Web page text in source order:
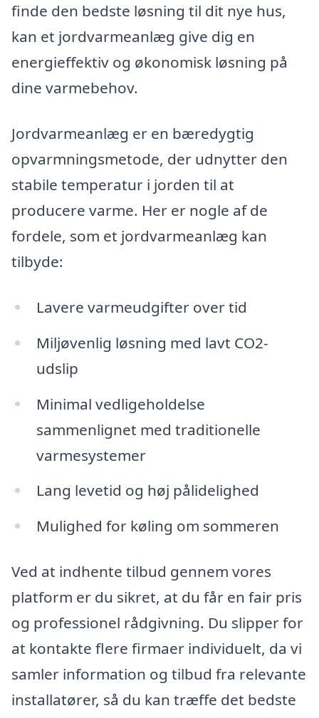
finde den bedste løsning til dit nye hus,
kan et jordvarmeanlæg give dig en
energieffektiv og økonomisk løsning på
dine varmebehov.
Jordvarmeanlæg er en bæredygtig
opvarmningsmetode, der udnytter den
stabile temperatur i jorden til at
producere varme. Her er nogle af de
fordele, som et jordvarmeanlæg kan
tilbyde:
Lavere varmeudgifter over tid
Miljøvenlig løsning med lavt CO2-
udslip
Minimal vedligeholdelse
sammenlignet med traditionelle
varmesystemer
Lang levetid og høj pålidelighed
Mulighed for køling om sommeren
Ved at indhente tilbud gennem vores
platform er du sikret, at du får en fair pris
og professionel rådgivning. Du slipper for
at kontakte flere firmaer individuelt, da vi
samler information og tilbud fra relevante
installatører, så du kan træffe det bedste